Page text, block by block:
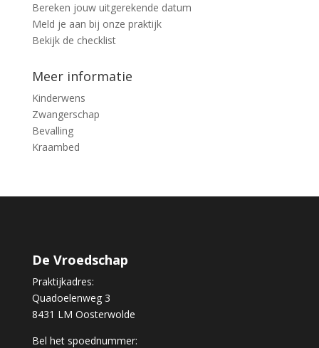
Bereken jouw uitgerekende datum
Meld je aan bij onze praktijk
Bekijk de checklist
Meer informatie
Kinderwens
Zwangerschap
Bevalling
Kraambed
De Vroedschap
Praktijkadres:
Quadoelenweg 3
8431 LM Oosterwolde
Bel het spoednummer: